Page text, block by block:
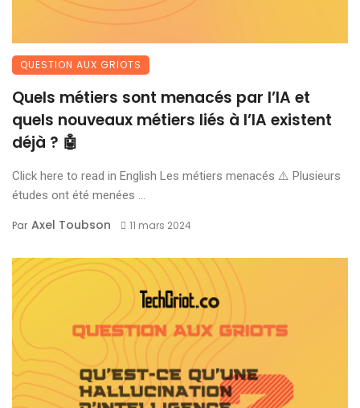
QUESTION AUX GRIOTS
Quels métiers sont menacés par l’IA et
quels nouveaux métiers liés à l’IA existent
déjà ? 🤖
Click here to read in English Les métiers menacés ⚠️ Plusieurs
études ont été menées ...
Par Axel Toubson 11 mars 2024